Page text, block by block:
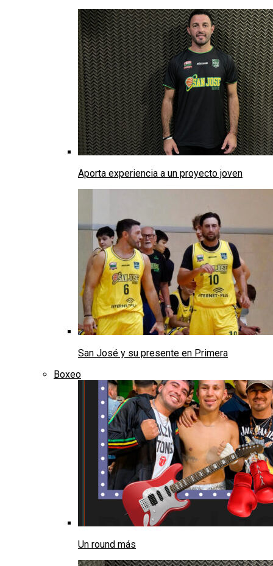
Aporta experiencia a un proyecto joven
San José y su presente en Primera
Boxeo
Un round más